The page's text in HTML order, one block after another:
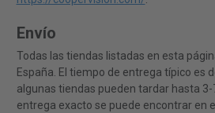
Envío
Todas las tiendas listadas en esta
España. El tiempo de entrega típico es
algunas tiendas pueden tardar hasta 3-
entrega exacto se puede encontrar en